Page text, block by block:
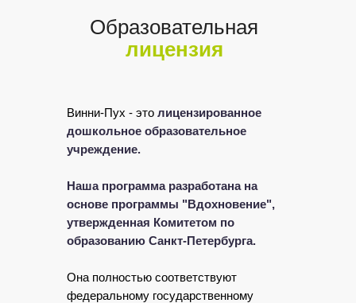
Образовательная
лицензия
Винни-Пух - это лицензированное
дошкольное образовательное
учреждение.
Наша программа разработана на
основе программы "Вдохновение",
утвержденная Комитетом по
образованию Санкт-Петербурга.
Она полностью соответствуют
федеральному государственному